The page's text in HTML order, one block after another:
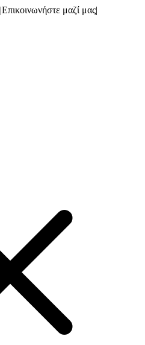
|Επικοινωνήστε μαζί μας|